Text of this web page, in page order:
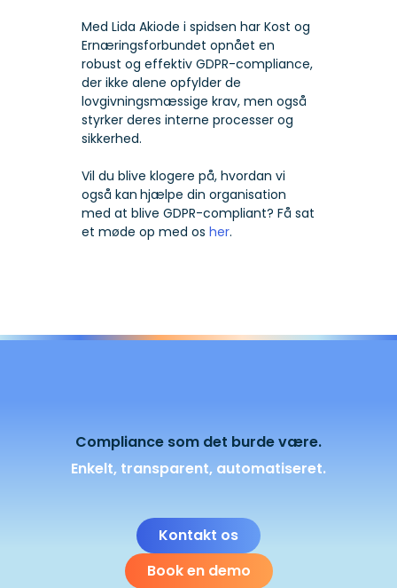
Med Lida Akiode i spidsen har Kost og
Ernæringsforbundet opnået en
robust og effektiv GDPR-compliance,
der ikke alene opfylder de
lovgivningsmæssige krav, men også
styrker deres interne processer og
sikkerhed.
Vil du blive klogere på, hvordan vi
også kan hjælpe din organisation
med at blive GDPR-compliant? Få sat
et møde op med os her.
Compliance som det burde være.
Enkelt, transparent, automatiseret.
Kontakt os
Book en demo